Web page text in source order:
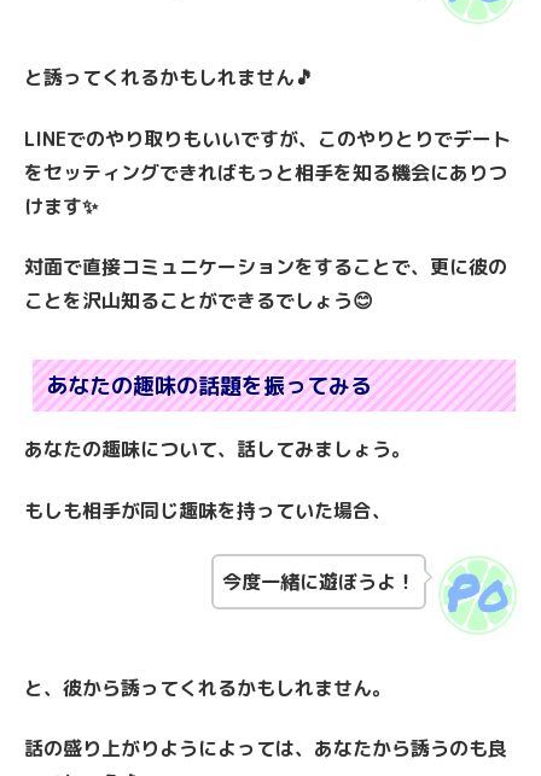
と誘ってくれるかもしれません🎵
LINEでのやり取りもいいですが、このやりとりでデート
をセッティングできればもっと相手を知る機会にありつ
けます✨
対面で直接コミュニケーションをすることで、更に彼の
ことを沢山知ることができるでしょう😊
あなたの趣味の話題を振ってみる
あなたの趣味について、話してみましょう。
もしも相手が同じ趣味を持っていた場合、
今度一緒に遊ぼうよ！
と、彼から誘ってくれるかもしれません。
話の盛り上がりようによっては、あなたから誘うのも良